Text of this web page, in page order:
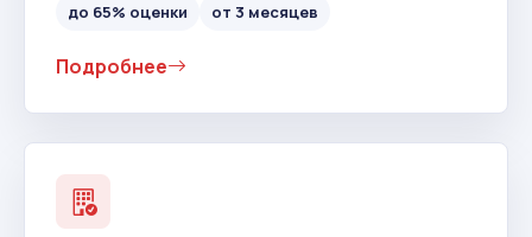
до 65% оценки от 3 месяцев
Подробнее